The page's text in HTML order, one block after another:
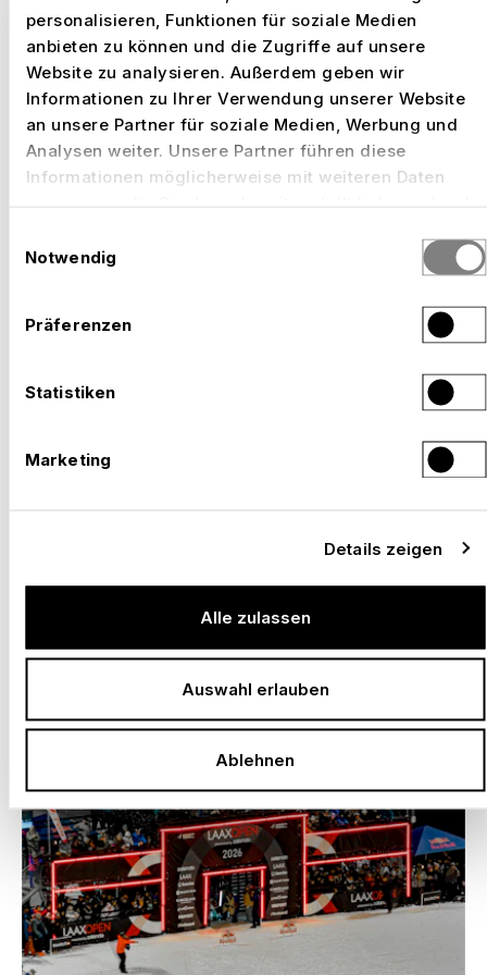
personalisieren, Funktionen für soziale Medien
anbieten zu können und die Zugriffe auf unsere
Website zu analysieren. Außerdem geben wir
Informationen zu Ihrer Verwendung unserer Website
an unsere Partner für soziale Medien, Werbung und
Analysen weiter. Unsere Partner führen diese
Informationen möglicherweise mit weiteren Daten
haben.
Notwendig
Präferenzen
Statistiken
Marketing
Details zeigen
Alle zulassen
Auswahl erlauben
Ablehnen
AUSGEWÄHLTE ARBEITEN
SOLOTHURNER FILMTAGE, SOLOTHURN
–